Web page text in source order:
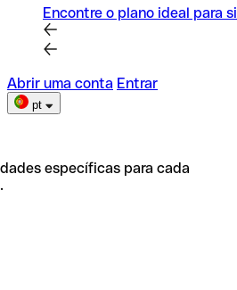
Encontre o plano ideal para si
Abrir uma conta Entrar
pt
específicas para cada